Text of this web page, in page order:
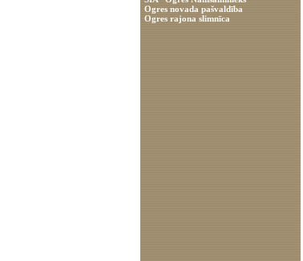
Ogres novada pašvaldība
Ogres rajona slimnīca